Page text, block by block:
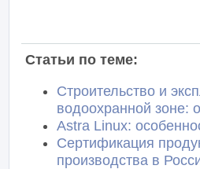
Статьи по теме:
Строительство и
водоохранной зоне:
Astra Linux:
Сертификация
производства в